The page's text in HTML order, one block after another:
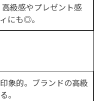
級感やプレゼント感
にも◎。
象的。ブランドの高級
。